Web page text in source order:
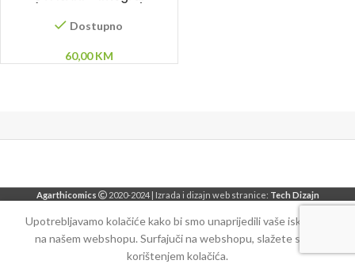
(Ahmet Muminović)
Dostupno
60,00KM
Agarthicomics 2020-2024 | Izrada i dizajn web stranice: Tech Dizajn
Upotrebljavamo kolačiće kako bi smo unaprijedili vaše iskustvo
na našem webshopu. Surfajuči na webshopu, slažete se sa
korištenjem kolačića.